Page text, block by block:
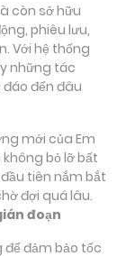
còn sở hữu
phiêu lưu,
Với hệ thống
những tác
đến đâu
mới của Em
bỏ lỡ bất
tiên nắm bắt
đợi quá lâu.
đoạn
để đảm bảo tốc